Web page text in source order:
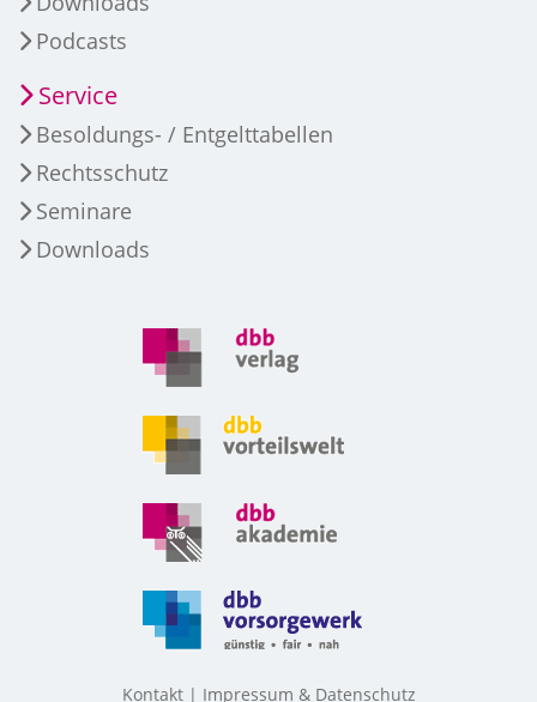
Podcasts
Service
Besoldungs- / Entgelttabellen
Rechtsschutz
Seminare
Downloads
Kontakt Impressum & Datenschutz